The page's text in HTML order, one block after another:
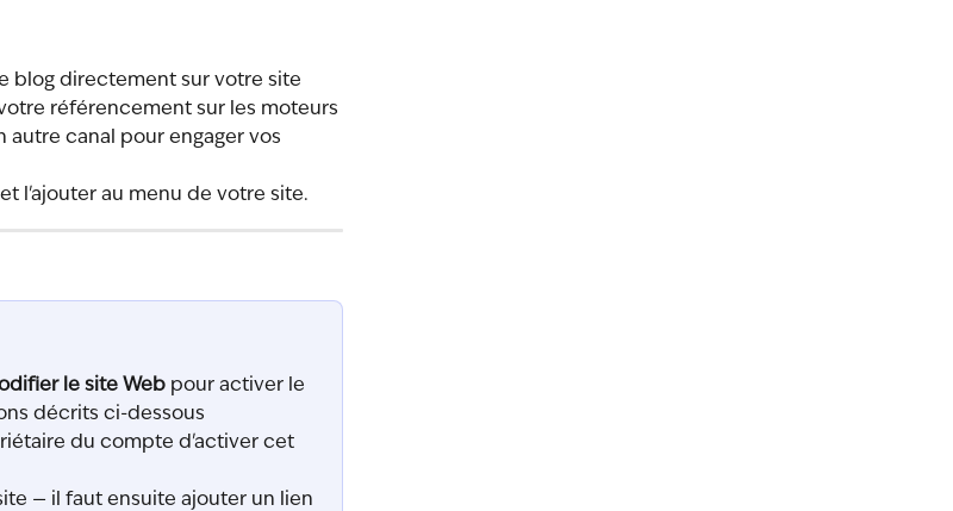
blog directement sur votre site
référencement sur les moteurs
canal pour engager vos
l'ajouter au menu de votre site.
le site Web pour activer le
décrits ci-dessous
du compte d'activer cet
— il faut ensuite ajouter un lien